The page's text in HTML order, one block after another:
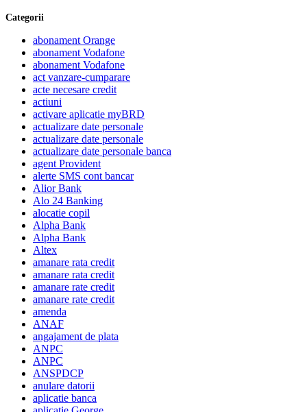
Categorii
abonament Orange
abonament Vodafone
abonament Vodafone
act vanzare-cumparare
acte necesare credit
actiuni
activare aplicatie myBRD
actualizare date personale
actualizare date personale
actualizare date personale banca
agent Provident
alerte SMS cont bancar
Alior Bank
Alo 24 Banking
alocatie copil
Alpha Bank
Alpha Bank
Altex
amanare rata credit
amanare rata credit
amanare rate credit
amanare rate credit
amenda
ANAF
angajament de plata
ANPC
ANPC
ANSPDCP
anulare datorii
aplicatie banca